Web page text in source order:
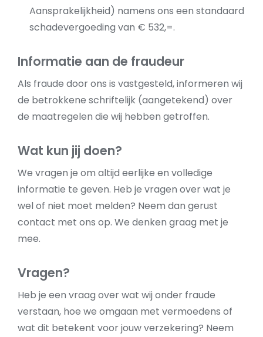
Aansprakelijkheid) namens ons een standaard
schadevergoeding van € 532,=.
Informatie aan de fraudeur
Als fraude door ons is vastgesteld, informeren wij
de betrokkene schriftelijk (aangetekend) over
de maatregelen die wij hebben getroffen.
Wat kun jij doen?
We vragen je om altijd eerlijke en volledige
informatie te geven. Heb je vragen over wat je
wel of niet moet melden? Neem dan gerust
contact met ons op. We denken graag met je
mee.
Vragen?
Heb je een vraag over wat wij onder fraude
verstaan, hoe we omgaan met vermoedens of
wat dit betekent voor jouw verzekering? Neem